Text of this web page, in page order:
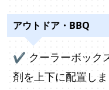
アウトドア・BBQ
✔ クーラーボック
剤を上下に配置しま